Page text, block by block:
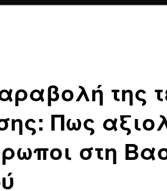
της
Πως
στη